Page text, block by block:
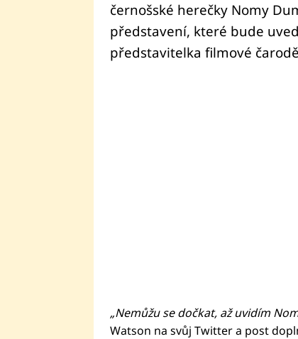
černošské herečky Nomy
představení, které bude
představitelka filmové
„Nemůžu se dočkat, až uvidím
Watson na svůj Twitter a post